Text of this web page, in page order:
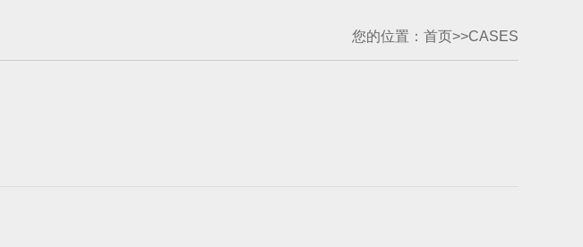
您的位置： 首页>>CASES